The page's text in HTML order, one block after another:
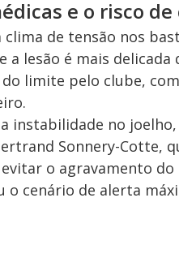
e o risco
de tensão nos
a lesão é mais
limite pelo clube,
instabilidade no
Sonnery-Cotte,
o agravamento
o cenário de alerta